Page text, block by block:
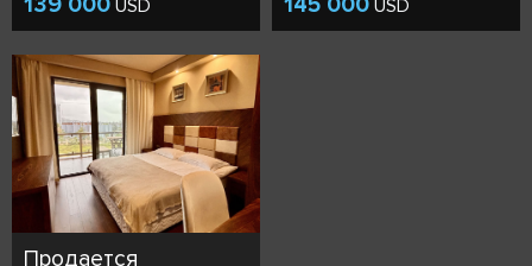
USD USD
Продается